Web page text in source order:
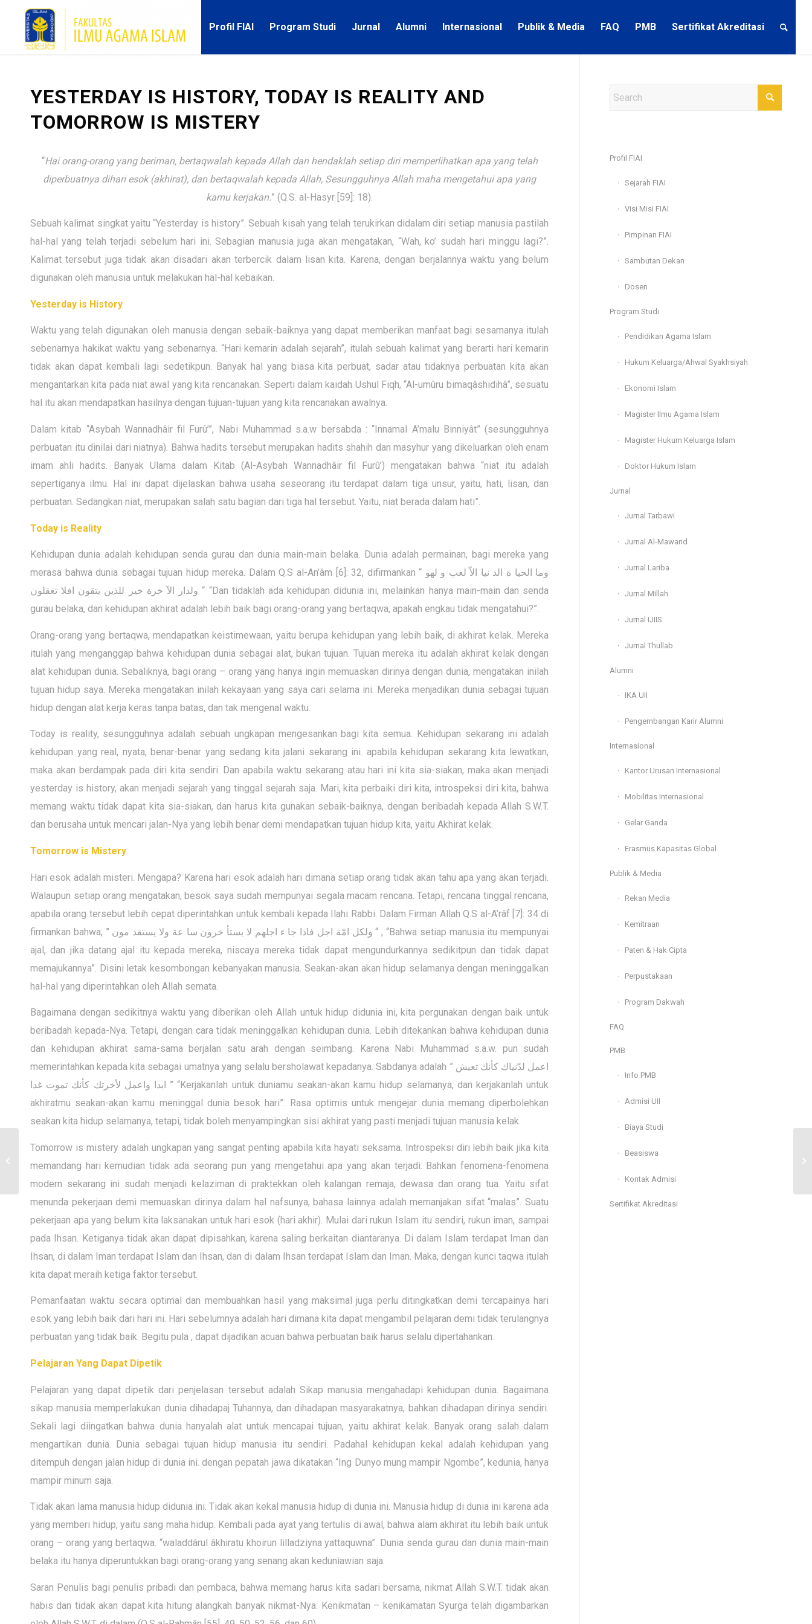
Profil FIAI Program Studi Jurnal Alumni Internasional Publik & Media FAQ PMB Sertifikat Akreditasi
YESTERDAY IS HISTORY, TODAY IS REALITY AND
TOMORROW IS MISTERY
“Hai orang-orang yang beriman, bertaqwalah kepada Allah dan hendaklah setiap diri memperlihatkan apa yang telah
diperbuatnya dihari esok (akhirat), dan bertaqwalah kepada Allah, Sesungguhnya Allah maha mengetahui apa yang
kamu kerjakan.” (Q.S. al-Hasyr [59]: 18).
Sebuah kalimat singkat yaitu “Yesterday is history”. Sebuah kisah yang telah terukirkan didalam diri setiap manusia pastilah
hal-hal yang telah terjadi sebelum hari ini. Sebagian manusia juga akan mengatakan, “Wah, ko’ sudah hari minggu lagi?”.
Kalimat tersebut juga tidak akan disadari akan terbercik dalam lisan kita. Karena, dengan berjalannya waktu yang belum
digunakan oleh manusia untuk melakukan hal-hal kebaikan.
Yesterday is History
Waktu yang telah digunakan oleh manusia dengan sebaik-baiknya yang dapat memberikan manfaat bagi sesamanya itulah
sebenarnya hakikat waktu yang sebenarnya. “Hari kemarin adalah sejarah”, itulah sebuah kalimat yang berarti hari kemarin
tidak akan dapat kembali lagi sedetikpun. Banyak hal yang biasa kita perbuat, sadar atau tidaknya perbuatan kita akan
mengantarkan kita pada niat awal yang kita rencanakan. Seperti dalam kaidah Ushul Fiqh, “Al-umûru bimaqâshidihâ”, sesuatu
hal itu akan mendapatkan hasilnya dengan tujuan-tujuan yang kita rencanakan awalnya.
Dalam kitab “Asybah Wannadhâir fil Furû’”, Nabi Muhammad s.a.w bersabda : “Innamal A’malu Binniyât” (sesungguhnya
perbuatan itu dinilai dari niatnya). Bahwa hadits tersebut merupakan hadits shahih dan masyhur yang dikeluarkan oleh enam
imam ahli hadits. Banyak Ulama dalam Kitab (Al-Asybah Wannadhâir fil Furû’) mengatakan bahwa “niat itu adalah
sepertiganya ilmu. Hal ini dapat dijelaskan bahwa usaha seseorang itu terdapat dalam tiga unsur, yaitu, hati, lisan, dan
perbuatan. Sedangkan niat, merupakan salah satu bagian dari tiga hal tersebut. Yaitu, niat berada dalam hati”.
Today is Reality
Kehidupan dunia adalah kehidupan senda gurau dan dunia main-main belaka. Dunia adalah permainan, bagi mereka yang
merasa bahwa dunia sebagai tujuan hidup mereka. Dalam Q.S al-An’âm [6]: 32, difirmankan “ وما الحيا ة الد نيا الاّ لعب و لهو
ولدار الآ خرة خير للذين يتقون افلا تعقلون “ “Dan tidaklah ada kehidupan didunia ini, melainkan hanya main-main dan senda
gurau belaka, dan kehidupan akhirat adalah lebih baik bagi orang-orang yang bertaqwa, apakah engkau tidak mengatahui?”.
Orang-orang yang bertaqwa, mendapatkan keistimewaan, yaitu berupa kehidupan yang lebih baik, di akhirat kelak. Mereka
itulah yang menganggap bahwa kehidupan dunia sebagai alat, bukan tujuan. Tujuan mereka itu adalah akhirat kelak dengan
alat kehidupan dunia. Sebaliknya, bagi orang – orang yang hanya ingin memuaskan dirinya dengan dunia, mengatakan inilah
tujuan hidup saya. Mereka mengatakan inilah kekayaan yang saya cari selama ini. Mereka menjadikan dunia sebagai tujuan
hidup dengan alat kerja keras tanpa batas, dan tak mengenal waktu.
Today is reality, sesungguhnya adalah sebuah ungkapan mengesankan bagi kita semua. Kehidupan sekarang ini adalah
kehidupan yang real, nyata, benar-benar yang sedang kita jalani sekarang ini. apabila kehidupan sekarang kita lewatkan,
maka akan berdampak pada diri kita sendiri. Dan apabila waktu sekarang atau hari ini kita sia-siakan, maka akan menjadi
yesterday is history, akan menjadi sejarah yang tinggal sejarah saja. Mari, kita perbaiki diri kita, introspeksi diri kita, bahwa
memang waktu tidak dapat kita sia-siakan, dan harus kita gunakan sebaik-baiknya, dengan beribadah kepada Allah S.W.T.
dan berusaha untuk mencari jalan-Nya yang lebih benar demi mendapatkan tujuan hidup kita, yaitu Akhirat kelak.
Tomorrow is Mistery
Hari esok adalah misteri. Mengapa? Karena hari esok adalah hari dimana setiap orang tidak akan tahu apa yang akan terjadi.
Walaupun setiap orang mengatakan, besok saya sudah mempunyai segala macam rencana. Tetapi, rencana tinggal rencana,
apabila orang tersebut lebih cepat diperintahkan untuk kembali kepada Ilahi Rabbi. Dalam Firman Allah Q.S al-A’râf [7]: 34 di
firmankan bahwa, ” ولكل امّة اجل فاذا جا ء اجلهم لا يستأ خرون سا عة ولا يستقد مون “ , “Bahwa setiap manusia itu mempunyai
ajal, dan jika datang ajal itu kepada mereka, niscaya mereka tidak dapat mengundurkannya sedikitpun dan tidak dapat
memajukannya”. Disini letak kesombongan kebanyakan manusia. Seakan-akan akan hidup selamanya dengan meninggalkan
hal-hal yang diperintahkan oleh Allah semata.
Bagaimana dengan sedikitnya waktu yang diberikan oleh Allah untuk hidup didunia ini, kita pergunakan dengan baik untuk
beribadah kepada-Nya. Tetapi, dengan cara tidak meninggalkan kehidupan dunia. Lebih ditekankan bahwa kehidupan dunia
dan kehidupan akhirat sama-sama berjalan satu arah dengan seimbang. Karena Nabi Muhammad s.a.w. pun sudah
memerintahkan kepada kita sebagai umatnya yang selalu bersholawat kepadanya. Sabdanya adalah ” اعمل لدّنياك كأنك تعيش
ابدا واعمل لأخرتك كأنك تموت غدا
” “Kerjakanlah untuk duniamu seakan-akan kamu hidup selamanya, dan kerjakanlah untuk
akhiratmu seakan-akan kamu meninggal dunia besok hari”. Rasa optimis untuk mengejar dunia memang diperbolehkan
seakan kita hidup selamanya, tetapi, tidak boleh menyampingkan sisi akhirat yang pasti menjadi tujuan manusia kelak.
Tomorrow is mistery adalah ungkapan yang sangat penting apabila kita hayati seksama. Introspeksi diri lebih baik jika kita
memandang hari kemudian tidak ada seorang pun yang mengetahui apa yang akan terjadi. Bahkan fenomena-fenomena
modern sekarang ini sudah menjadi kelaziman di praktekkan oleh kalangan remaja, dewasa dan orang tua. Yaitu sifat
menunda pekerjaan demi memuaskan dirinya dalam hal nafsunya, bahasa lainnya adalah memanjakan sifat “malas”. Suatu
pekerjaan apa yang belum kita laksanakan untuk hari esok (hari akhir). Mulai dari rukun Islam itu sendiri, rukun iman, sampai
pada Ihsan. Ketiganya tidak akan dapat dipisahkan, karena saling berkaitan diantaranya. Di dalam Islam terdapat Iman dan
Ihsan, di dalam Iman terdapat Islam dan Ihsan, dan di dalam Ihsan terdapat Islam dan Iman. Maka, dengan kunci taqwa itulah
kita dapat meraih ketiga faktor tersebut.
Pemanfaatan waktu secara optimal dan membuahkan hasil yang maksimal juga perlu ditingkatkan demi tercapainya hari
esok yang lebih baik dari hari ini. Hari sebelumnya adalah hari dimana kita dapat mengambil pelajaran demi tidak terulangnya
perbuatan yang tidak baik. Begitu pula , dapat dijadikan acuan bahwa perbuatan baik harus selalu dipertahankan.
Pelajaran Yang Dapat Dipetik
Pelajaran yang dapat dipetik dari penjelasan tersebut adalah Sikap manusia mengahadapi kehidupan dunia. Bagaimana
sikap manusia memperlakukan dunia dihadapaj Tuhannya, dan dihadapan masyarakatnya, bahkan dihadapan dirinya sendiri.
Sekali lagi diingatkan bahwa dunia hanyalah alat untuk mencapai tujuan, yaitu akhirat kelak. Banyak orang salah dalam
mengartikan dunia. Dunia sebagai tujuan hidup manusia itu sendiri. Padahal kehidupan kekal adalah kehidupan yang
ditempuh dengan jalan hidup di dunia ini. dengan pepatah jawa dikatakan “Ing Dunyo mung mampir Ngombe”, kedunia, hanya
mampir minum saja.
Tidak akan lama manusia hidup didunia ini. Tidak akan kekal manusia hidup di dunia ini. Manusia hidup di dunia ini karena ada
yang memberi hidup, yaitu sang maha hidup. Kembali pada ayat yang tertulis di awal, bahwa alam akhirat itu lebih baik untuk
orang – orang yang bertaqwa. “waladdârul âkhiratu khoirun lilladziyna yattaquwna”. Dunia senda gurau dan dunia main-main
belaka itu hanya diperuntukkan bagi orang-orang yang senang akan keduniawian saja.
Saran Penulis bagi penulis pribadi dan pembaca, bahwa memang harus kita sadari bersama, nikmat Allah S.W.T. tidak akan
habis dan tidak akan dapat kita hitung alangkah banyak nikmat-Nya. Kenikmatan – kenikamatan Syurga telah digambarkan
Profil FIAI
Sejarah FIAI
Visi Misi FIAI
Pimpinan FIAI
Sambutan Dekan
Dosen
Program Studi
Pendidikan Agama Islam
Hukum Keluarga/Ahwal Syakhsiyah
Ekonomi Islam
Magister Ilmu Agama Islam
Magister Hukum Keluarga Islam
Doktor Hukum Islam
Jurnal
Jurnal Tarbawi
Jurnal Al-Mawarid
Jurnal Lariba
Jurnal Millah
Jurnal IJIIS
Jurnal Thullab
Alumni
IKA UII
Pengembangan Karir Alumni
Internasional
Kantor Urusan Internasional
Mobilitas Internasional
Gelar Ganda
Erasmus Kapasitas Global
Publik & Media
Rekan Media
Kemitraan
Paten & Hak Cipta
Perpustakaan
Program Dakwah
FAQ
PMB
Info PMB
Admisi UII
Biaya Studi
Beasiswa
Kontak Admisi
Sertifikat Akreditasi
Al-Faraby Sembelih Hewan Qurban di
Turi